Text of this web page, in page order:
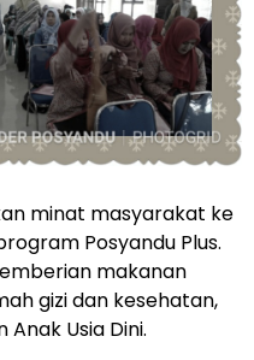
minat masyarakat ke
Posyandu Plus.
makanan
gizi dan kesehatan,
Usia Dini.